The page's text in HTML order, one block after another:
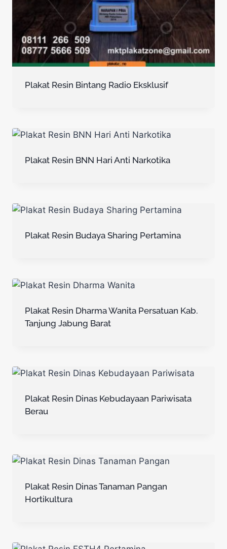
Plakat Resin Bintang Radio Eksklusif
Plakat Resin BNN Hari Anti Narkotika
Plakat Resin Budaya Sharing Pertamina
Plakat Resin Dharma Wanita Persatuan Kab.
Tanjung Jabung Barat
Plakat Resin Dinas Kebudayaan Pariwisata
Berau
Plakat Resin Dinas Tanaman Pangan
Hortikultura